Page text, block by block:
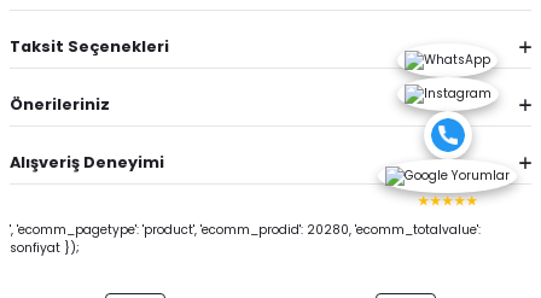
Taksit Seçenekleri
Önerileriniz
Alışveriş Deneyimi
', 'ecomm_pagetype': 'product', 'ecomm_prodid': 20280, 'ecomm_totalvalue':
sonfiyat });
★★★★★